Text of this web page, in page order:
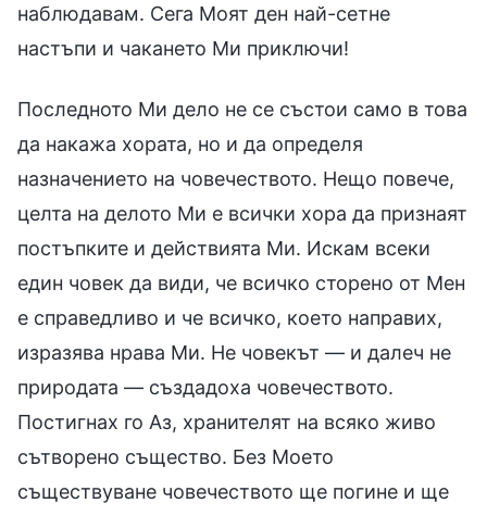
наблюдавам. Сега Моят ден най-сетне
настъпи и чакането Ми приключи!
Последното Ми дело не се състои само в това
да накажа хората, но и да определя
назначението на човечеството. Нещо повече,
целта на делото Ми е всички хора да признаят
постъпките и действията Ми. Искам всеки
един човек да види, че всичко сторено от Мен
е справедливо и че всичко, което направих,
изразява нрава Ми. Не човекът — и далеч не
природата — създадоха човечеството.
Постигнах го Аз, хранителят на всяко живо
сътворено същество. Без Моето
съществуване човечеството ще погине и ще